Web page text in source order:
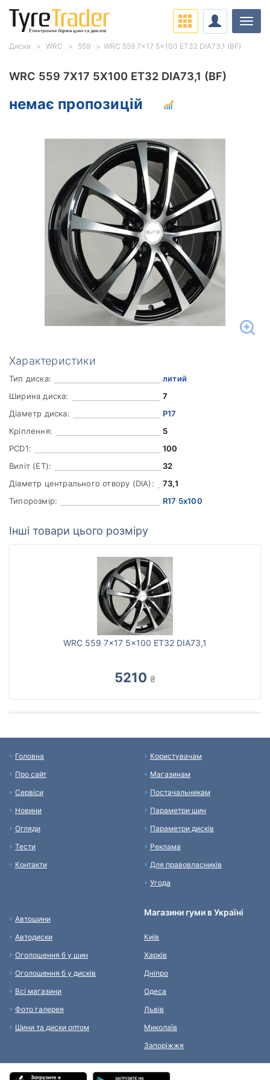
WRC 559 7X17 5X100 ET32 DIA73,1 (BF)
немає пропозицій
Характеристики
Тип диска:
литий
Ширина диска:
7
Діаметр диска:
Р17
Кріплення:
5
PCD1:
100
Виліт (ET):
32
Діаметр центрального отвору (DIA):
73,1
Типорозмір:
R17 5x100
Інші товари цього розміру
WRC 559 7x17 5x100 ET32 DIA73,1
5210 ₴
Диски WRC 559 WRC 559 7x17 5x100 ET32 DIA73,1 (BF)
Головна
Про сайт
Сервіси
Новини
Огляди
Тести
Контакти
Користувачам
Магазинам
Постачальникам
Параметри шин
Параметри дисків
Реклама
Для правовласників
Угода
Автошини
Автодиски
Оголошення б у шин
Оголошення б у дисків
Всі магазини
Фото галерея
Шини та диски оптом
Магазини гуми в Україні
Київ
Харків
Дніпро
Одеса
Львів
Миколаїв
Запоріжжя